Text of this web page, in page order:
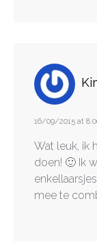
16/09/2015 at
Wat leuk, ik
doen! 🙂 Ik
mee te